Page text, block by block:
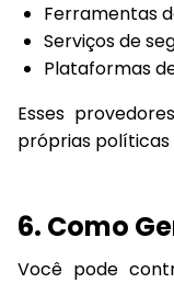
Ferramentas
Serviços de
Plataformas
Esses
próprias políticas
6. Como
Você pode